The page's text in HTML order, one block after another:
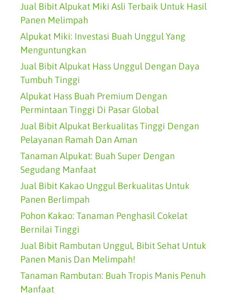
Jual Bibit Alpukat Miki Asli Terbaik Untuk Hasil
Panen Melimpah
Alpukat Miki: Investasi Buah Unggul Yang
Menguntungkan
Jual Bibit Alpukat Hass Unggul Dengan Daya
Tumbuh Tinggi
Alpukat Hass Buah Premium Dengan
Permintaan Tinggi Di Pasar Global
Jual Bibit Alpukat Berkualitas Tinggi Dengan
Pelayanan Ramah Dan Aman
Tanaman Alpukat: Buah Super Dengan
Segudang Manfaat
Jual Bibit Kakao Unggul Berkualitas Untuk
Panen Berlimpah
Pohon Kakao: Tanaman Penghasil Cokelat
Bernilai Tinggi
Jual Bibit Rambutan Unggul, Bibit Sehat Untuk
Panen Manis Dan Melimpah!
Tanaman Rambutan: Buah Tropis Manis Penuh
Manfaat